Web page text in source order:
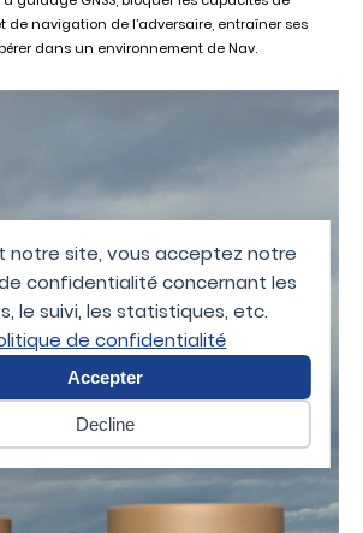
notre site, vous acceptez notre
confidentialité concernant les
le suivi, les statistiques, etc.
de confidentialité
Accepter
Decline
de navigation de l’adversaire, entraîner ses
dans un environnement de Nav.